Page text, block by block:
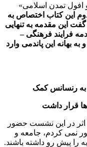
تمدن اسلامی»
این کتاب اختصاص به
این مقدمه به تنهایی
فرایند فرهنگی–
بهانه این پاندمی وارد
به رنسانس کمک
قرار داشت
اثر در این نشست حضور
نمی کردم، جامعه و
را پیش رو داشته باشند.